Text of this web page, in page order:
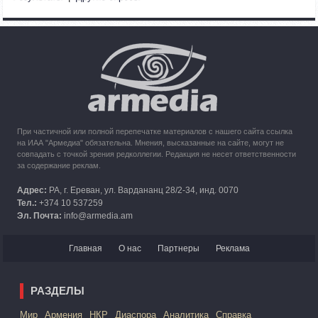
Кипр рассматривает возможность размещения беженцев
из Карабаха
При частичной или полной перепечатке материалов с нашего сайта ссылка
на ИАА "Армедиа" обязательна. Мнения, высказанные на сайте, могут не
совпадать с точкой зрения редколлегии. Редакция не несет ответственности
за содержание реклам.
Адрес: РА, г. Ереван, ул. Вардананц 28/2-34, инд. 0070
Тел.: +374 10 537259
Эл. Почта: info@armedia.am
Главная О нас Партнеры Реклама
РАЗДЕЛЫ
Mир Армения НКР Диаспора Аналитика Справка